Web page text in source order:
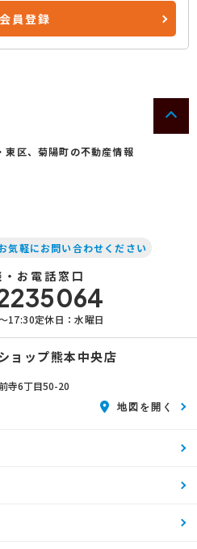
員登録
東区、菊陽町の不動産情報
気軽にお問い合わせください
お電話窓口
17:30定休日：水曜日
ョップ熊本中央店
寺6丁目50-20
地図を開く